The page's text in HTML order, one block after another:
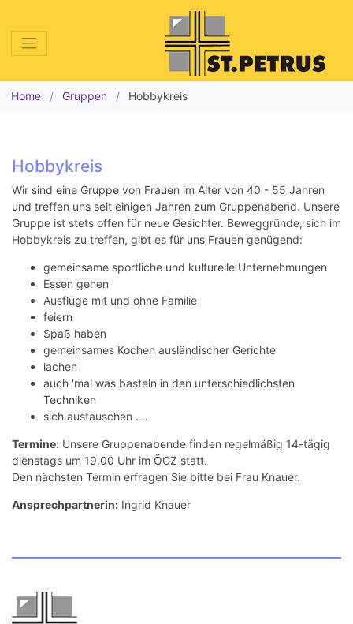
Home Gruppen Hobbykreis
Hobbykreis
Wir sind eine Gruppe von Frauen im Alter von 40 - 55 Jahren
und treffen uns seit einigen Jahren zum Gruppenabend. Unsere
Gruppe ist stets offen für neue Gesichter. Beweggründe, sich im
Hobbykreis zu treffen, gibt es für uns Frauen genügend:
gemeinsame sportliche und kulturelle Unternehmungen
Essen gehen
Ausflüge mit und ohne Familie
feiern
Spaß haben
gemeinsames Kochen ausländischer Gerichte
lachen
auch 'mal was basteln in den unterschiedlichsten
Techniken
sich austauschen ....
Termine: Unsere Gruppenabende finden regelmäßig 14-tägig
dienstags um 19.00 Uhr im ÖGZ statt.
Den nächsten Termin erfragen Sie bitte bei Frau Knauer.
Ansprechpartnerin: Ingrid Knauer